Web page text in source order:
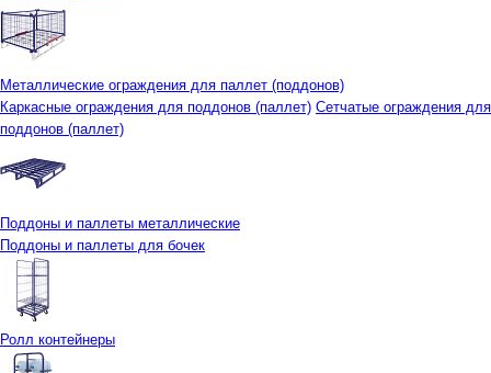
Металлические ограждения для паллет (поддонов)
Каркасные ограждения для поддонов (паллет) Сетчатые ограждения для
поддонов (паллет)
Поддоны и паллеты металлические
Поддоны и паллеты для бочек
Ролл контейнеры